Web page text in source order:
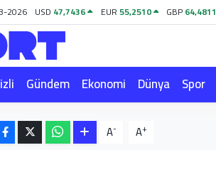
2026 USD 47,7436 EUR55,2510 GBP64,4811
Gündem Ekonomi Dünya Spor
A- A+
ve Fikstür